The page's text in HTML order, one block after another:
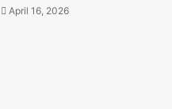
April 16, 2026